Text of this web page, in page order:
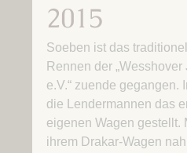
2015
Soeben ist das
Rennen der
e.V.“ zuende gegangen.
die Lendermannen das
eigenen Wagen gestellt.
ihrem Drakar-Wagen